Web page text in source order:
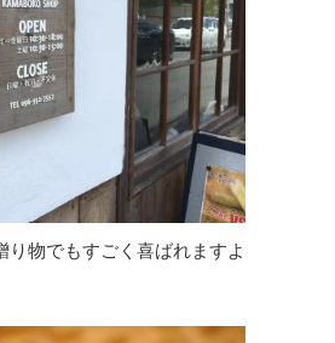
り物でもすごく喜ばれますよ